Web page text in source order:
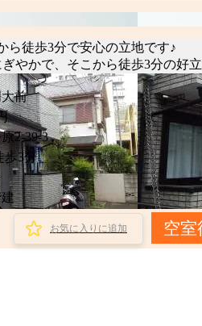
ら徒歩3分で安心の立地です♪
やかで、そこから徒歩3分の好
前
2-39-3
歩3分
お気に入りに追加 空室